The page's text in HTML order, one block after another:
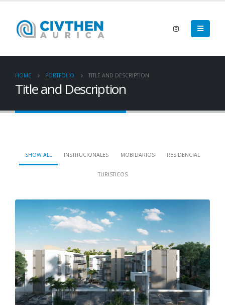
HOME PORTFOLIO TITLE AND DESCRIPTION
Title and Description
SHOW ALL INSTITUCIONALES MOBILIARIOS RESIDENCIAL
TURISTICOS